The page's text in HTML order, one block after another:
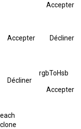
Accepter
Accepter Décliner
Décliner
rgbToHsb
Accepter
each
clone